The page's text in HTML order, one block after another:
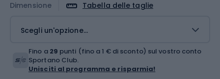
Dimensione Tabella delle taglie
Scegli un'opzione...
Fino a 29 punti (fino a 1 € di sconto) sul vostro conto
Sportano Club.
Unisciti al programma e risparmia!